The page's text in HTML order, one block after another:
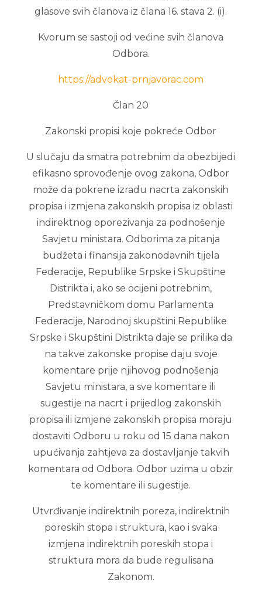
glasove svih članova iz člana 16. stava 2. (i).
Kvorum se sastoji od većine svih članova
Odbora.
https://advokat-prnjavorac.com
Član 20
Zakonski propisi koje pokreće Odbor
U slučaju da smatra potrebnim da obezbijedi
efikasno sprovođenje ovog zakona, Odbor
može da pokrene izradu nacrta zakonskih
propisa i izmjena zakonskih propisa iz oblasti
indirektnog oporezivanja za podnošenje
Savjetu ministara. Odborima za pitanja
budžeta i finansija zakonodavnih tijela
Federacije, Republike Srpske i Skupštine
Distrikta i, ako se ocijeni potrebnim,
Predstavničkom domu Parlamenta
Federacije, Narodnoj skupštini Republike
Srpske i Skupštini Distrikta daje se prilika da
na takve zakonske propise daju svoje
komentare prije njihovog podnošenja
Savjetu ministara, a sve komentare ili
sugestije na nacrt i prijedlog zakonskih
propisa ili izmjene zakonskih propisa moraju
dostaviti Odboru u roku od 15 dana nakon
upućivanja zahtjeva za dostavljanje takvih
komentara od Odbora. Odbor uzima u obzir
te komentare ili sugestije.
Utvrđivanje indirektnih poreza, indirektnih
poreskih stopa i struktura, kao i svaka
izmjena indirektnih poreskih stopa i
struktura mora da bude regulisana
Zakonom.